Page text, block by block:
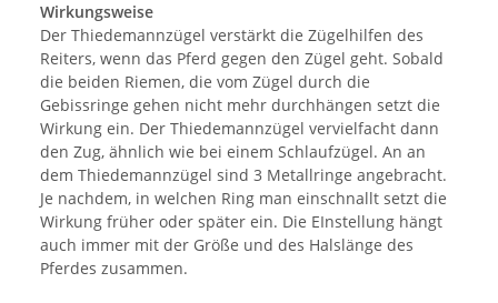
Wirkungsweise
Der Thiedemannzügel verstärkt die Zügelhilfen des
Reiters, wenn das Pferd gegen den Zügel geht. Sobald
die beiden Riemen, die vom Zügel durch die
Gebissringe gehen nicht mehr durchhängen setzt die
Wirkung ein. Der Thiedemannzügel vervielfacht dann
den Zug, ähnlich wie bei einem Schlaufzügel. An an
dem Thiedemannzügel sind 3 Metallringe angebracht.
Je nachdem, in welchen Ring man einschnallt setzt die
Wirkung früher oder später ein. Die EInstellung hängt
auch immer mit der Größe und des Halslänge des
Pferdes zusammen.